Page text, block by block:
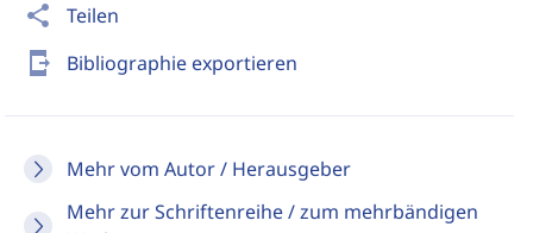
share Teilen
send_to_mobile Bibliographie exportieren
Mehr vom Autor / Herausgeber
Mehr zur Schriftenreihe / zum mehrbändigen